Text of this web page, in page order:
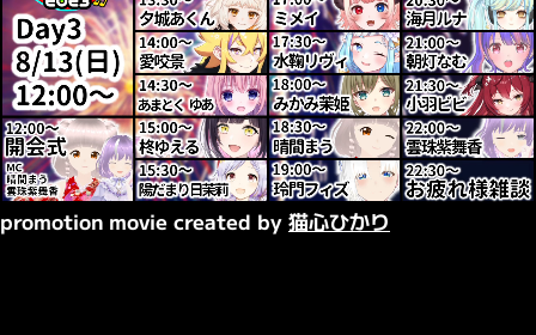
promotion movie created by 猫心ひかり